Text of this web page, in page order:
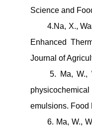
Science and
4.Na, X.,
Enhanced
Journal of
5. Ma, W.,
emulsions. Food
6. Ma, W.,